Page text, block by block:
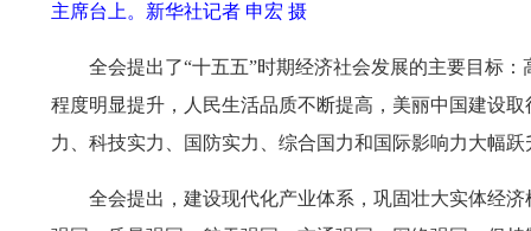
主席台上。 新华社记者 申宏 摄
全会提出了“十五五”时期经济社会发展的主要目标
程度明显提升，人民生活品质不断提高，美丽中国建设
力、科技实力、国防实力、综合国力和国际影响力大幅
全会提出，建设现代化产业体系，巩固壮大实体经